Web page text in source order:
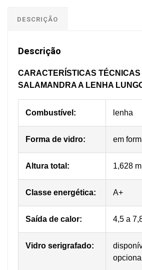
DESCRIÇÃO
Descrição
CARACTERÍSTICAS TÉCNICAS
SALAMANDRA A LENHA
Combustível: lenha
Forma de vidro: em
Altura total: 1,628
Classe energética: A+
Saída de calor: 4,5 a
Vidro serigrafado: